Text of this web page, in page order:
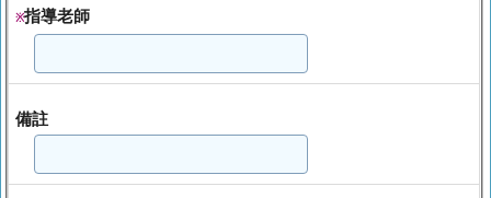
※指導老師
備註